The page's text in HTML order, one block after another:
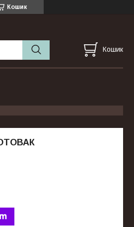
Кошик
Кошик